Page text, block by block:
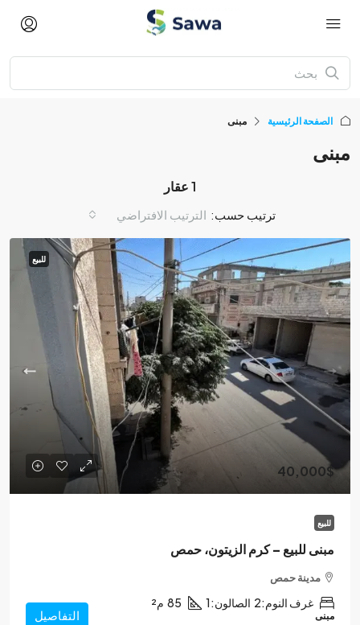
الصفحة الرئيسية مبنى
مبنى
1 عقار
ترتيب حسب: الترتيب الافتراضي
للبيع
40,000$
للبيع
مبنى للبيع – كرم الزيتون، حمص
مدينة حمص
غرف النوم:2 الصالون:1
85 م²
مبنى التفاصيل